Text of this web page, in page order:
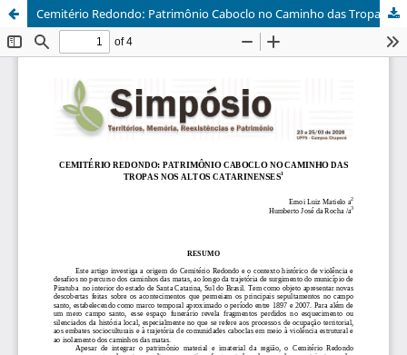
Cemitério Redondo: Patrimônio Caboclo no Caminho das Tropas nos Altos Catarinenses